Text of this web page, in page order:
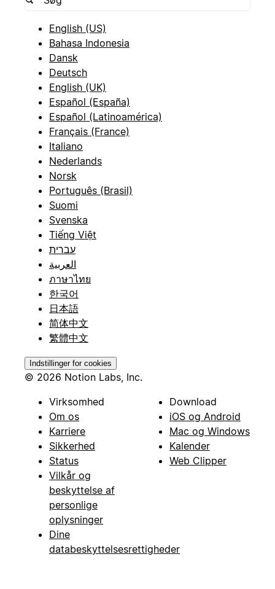
English (US)
Bahasa Indonesia
Dansk
Deutsch
English (UK)
Español (España)
Español (Latinoamérica)
Français (France)
Italiano
Nederlands
Norsk
Português (Brasil)
Suomi
Svenska
Tiếng Việt
עברית
العربية
ภาษาไทย
한국어
日本語
简体中文
繁體中文
Indstillinger for cookies
© 2026 Notion Labs, Inc.
Virksomhed
Om os
Karriere
Sikkerhed
Status
Vilkår og
beskyttelse af
personlige
oplysninger
Dine
databeskyttelsesrettigheder
Download
iOS og Android
Mac og Windows
Kalender
Web Clipper